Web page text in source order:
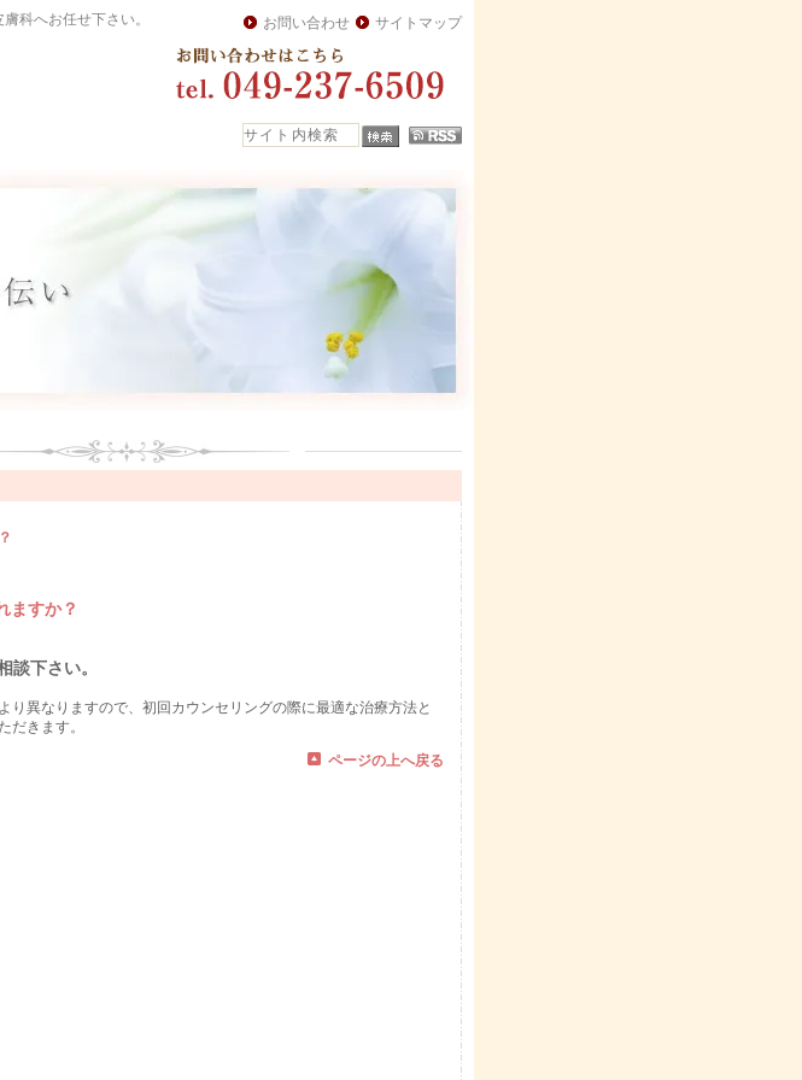
科へお任せ下さい。 お問い合わせ サイトマップ
ますか？
談下さい。
り異なりますので、初回カウンセリングの際に最適な治療方法と
だきます。
ページの上へ戻る